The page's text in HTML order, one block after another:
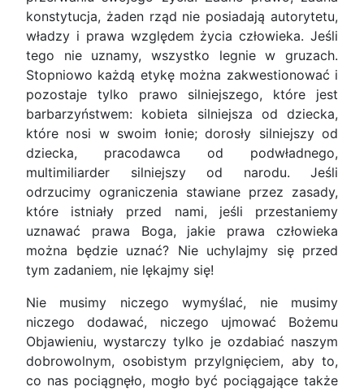
konstytucja, żaden rząd nie posiadają autorytetu,
władzy i prawa względem życia człowieka. Jeśli
tego nie uznamy, wszystko legnie w gruzach.
Stopniowo każdą etykę można zakwestionować i
pozostaje tylko prawo silniejszego, które jest
barbarzyństwem: kobieta silniejsza od dziecka,
które nosi w swoim łonie; dorosły silniejszy od
dziecka, pracodawca od podwładnego,
multimiliarder silniejszy od narodu. Jeśli
odrzucimy ograniczenia stawiane przez zasady,
które istniały przed nami, jeśli przestaniemy
uznawać prawa Boga, jakie prawa człowieka
można będzie uznać? Nie uchylajmy się przed
tym zadaniem, nie lękajmy się!
Nie musimy niczego wymyślać, nie musimy
niczego dodawać, niczego ujmować Bożemu
Objawieniu, wystarczy tylko je ozdabiać naszym
dobrowolnym, osobistym przylgnięciem, aby to,
co nas pociągnęło, mogło być pociągające także